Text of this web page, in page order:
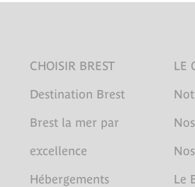
CHOISIR BREST
Destination Brest
Brest la mer par
excellence
Hébergements
LE
Le